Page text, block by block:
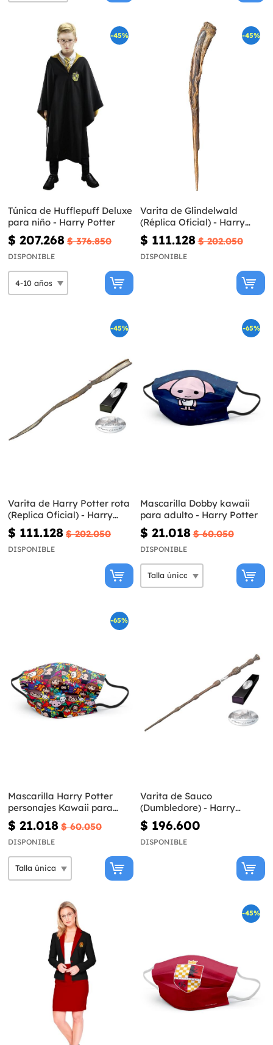
-45%
Túnica de Hufflepuff Deluxe
para niño - Harry Potter
$ 207.268 $ 376.850
DISPONIBLE
-45%
Varita de Glindelwald
(Réplica Oficial) - Harry
Potter y las Reliquias de la
Muerte
$ 111.128 $ 202.050
DISPONIBLE
-45%
Varita de Harry Potter rota
(Replica Oficial) - Harry
Potter y las Reliquias de la
Muerte
$ 111.128 $ 202.050
DISPONIBLE
-65%
Mascarilla Dobby kawaii
para adulto - Harry Potter
$ 21.018 $ 60.050
DISPONIBLE
-65%
Mascarilla Harry Potter
personajes Kawaii para
adulto
$ 21.018 $ 60.050
DISPONIBLE
Varita de Sauco
(Dumbledore) - Harry
Potter
$ 196.600
DISPONIBLE
-45%